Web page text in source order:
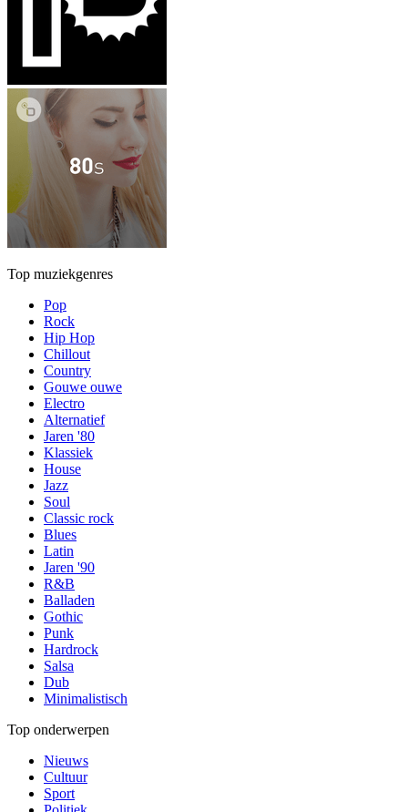
Top muziekgenres
Pop
Rock
Hip Hop
Chillout
Country
Gouwe ouwe
Electro
Alternatief
Jaren '80
Klassiek
House
Jazz
Soul
Classic rock
Blues
Latin
Jaren '90
R&B
Balladen
Gothic
Punk
Hardrock
Salsa
Dub
Minimalistisch
Top onderwerpen
Nieuws
Cultuur
Sport